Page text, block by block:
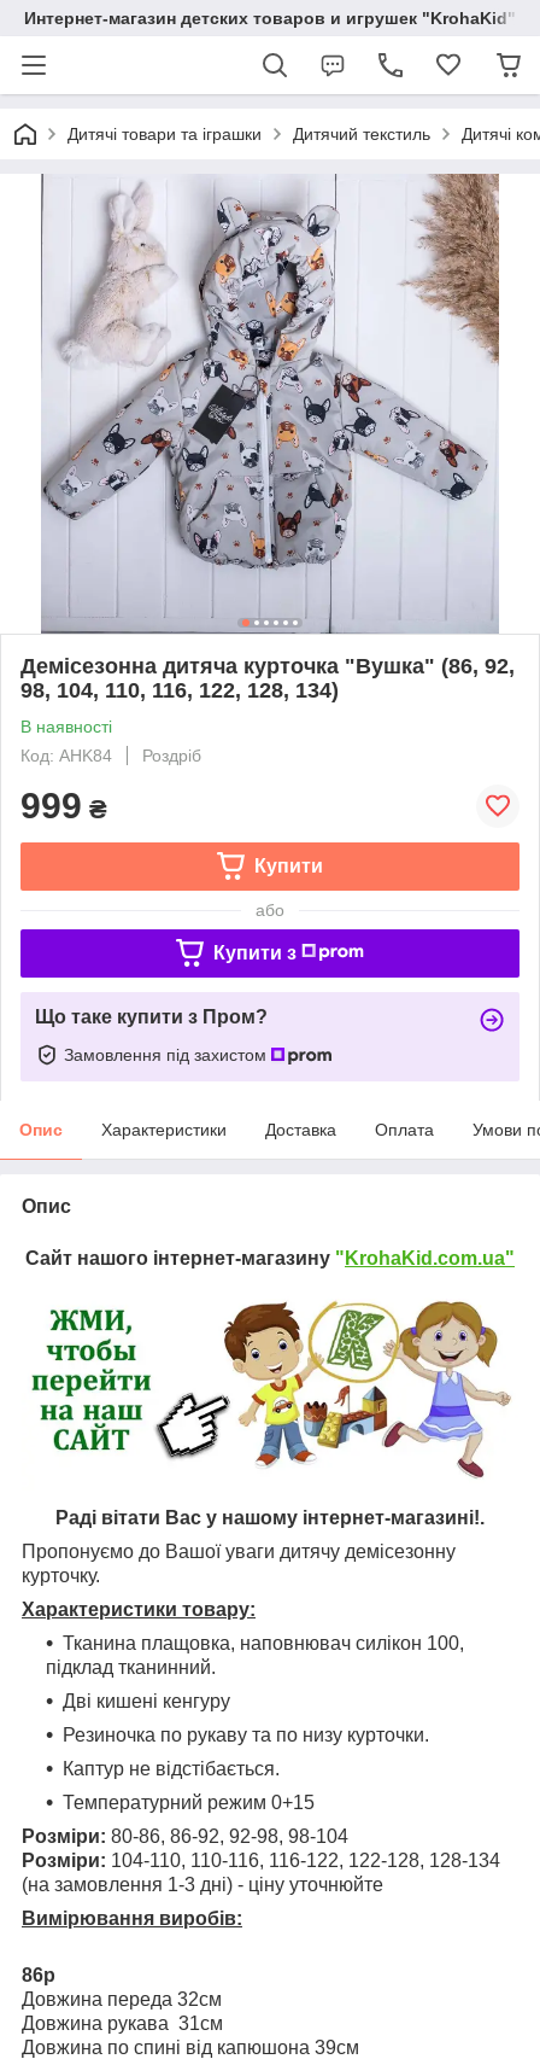
Интернет-магазин детских товаров и игрушек "KrohaKid"
Дитячі товари та іграшки Дитячий текстиль Дитячі
Демісезонна дитяча курточка "Вушка" (86, 92,
98, 104, 110, 116, 122, 128, 134)
В наявності
Код: AHK84
Роздріб
999 ₴
Купити
або
Купити з
Що таке купити з Пром?
Замовлення під захистом
Опис Характеристики Доставка Оплата Умови
Опис
Сайт нашого інтернет-магазину " KrohaKid.com.ua"
Раді вітати Вас у нашому інтернет-магазині!.
Пропонуємо до Вашої уваги дитячу демісезонну
курточку.
Характеристики товару:
Тканина плащовка, наповнювач силікон 100,
підклад тканинний.
Дві кишені кенгуру
Резиночка по рукаву та по низу курточки.
Каптур не відстібається.
Температурний режим 0+15
Розміри: 80-86, 86-92, 92-98, 98-104
Розміри: 104-110, 110-116, 116-122, 122-128, 128-134
(на замовлення 1-3 дні) - ціну уточнюйте
Вимірювання виробів:
86р
Довжина переда 32см
Довжина рукава 31см
Довжина по спині від капюшона 39см